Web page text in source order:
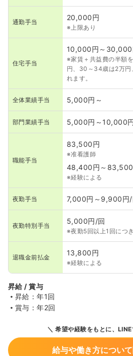
通勤手当
20,000円
※上限あり
住宅手当
10,000円～30,000
※家賃＋共益費の半額
円、30～34歳は2万円
れます。
全体業績手当 5,000円～
部門業績手当 5,000円～10,000
職能手当
83,500円
※准看護師
48,400円～
※経験による
夜勤手当 7,000円～9,900円/
夜勤特別手当
5,000円/回
※夜勤5回以上1回につ
退職金前払金
13,800円
※経験による
昇給 / 賞与
昇給：年1回
賞与：年2回
希望や経験をもとに、
給与や働き方につい